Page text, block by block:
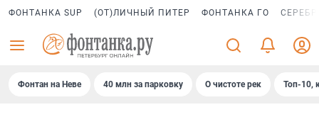
ФОНТАНКА SUP (ОТ)ЛИЧНЫЙ ПИТЕР ФОНТАНКА ГО
Фонтан на Неве 40 млн за парковку О чистоте рек Топ-10,